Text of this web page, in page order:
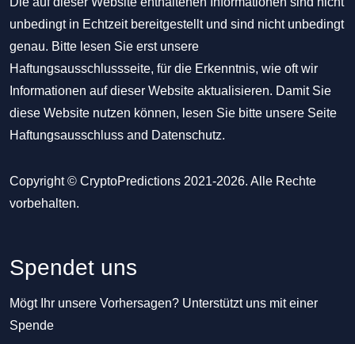
unbedingt in Echtzeit bereitgestellt und sind nicht unbedingt
genau. Bitte lesen Sie erst unsere
Haftungsausschlussseite, für die Erkenntnis, wie oft wir
Informationen auf dieser Website aktualisieren. Damit Sie
diese Website nutzen können, lesen Sie bitte unsere Seite
Haftungsausschluss and Datenschutz.
Copyright © CryptoPredictions 2021-2026. Alle Rechte
vorbehalten.
Spendet uns
Mögt Ihr unsere Vorhersagen? Unterstützt uns mit einer
Spende